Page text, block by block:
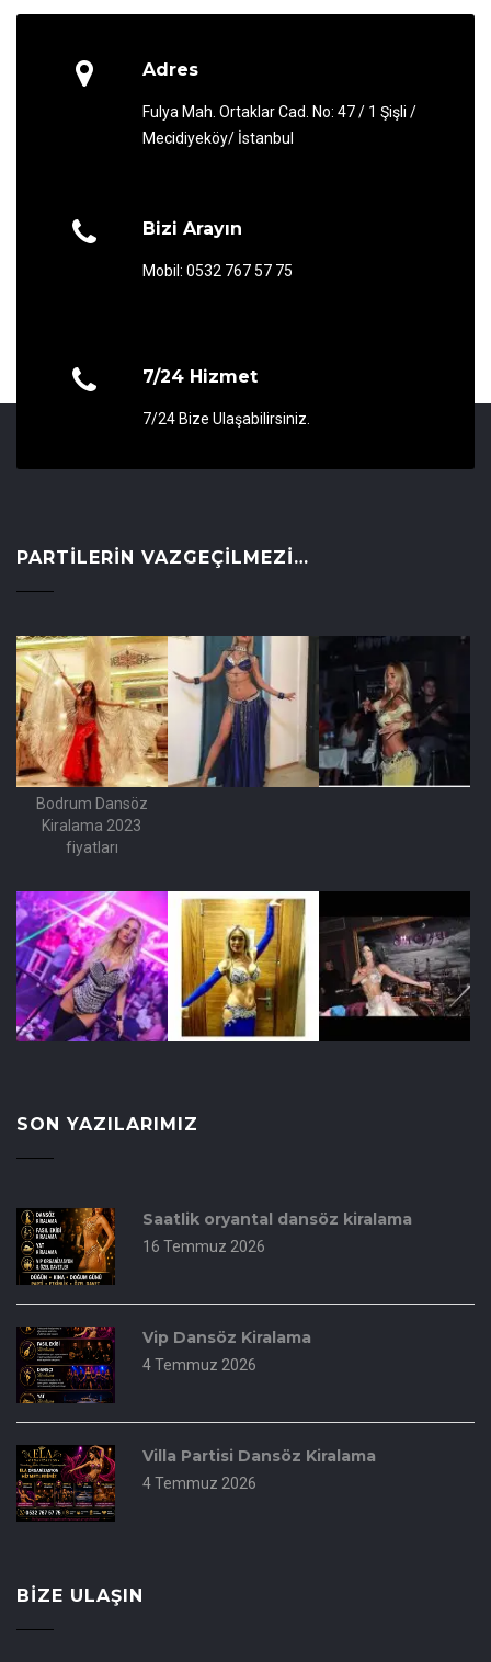
Adres
Fulya Mah. Ortaklar Cad. No: 47 / 1 Şişli /
Mecidiyeköy/ İstanbul
Bizi Arayın
Mobil: 0532 767 57 75
7/24 Hizmet
7/24 Bize Ulaşabilirsiniz.
PARTILERIN VAZGEÇILMEZI…
Bodrum Dansöz
Kiralama 2023
fiyatları
SON YAZILARIMIZ
Saatlik oryantal dansöz kiralama
16 Temmuz 2026
Vip Dansöz Kiralama
4 Temmuz 2026
Villa Partisi Dansöz Kiralama
4 Temmuz 2026
BIZE ULAŞIN